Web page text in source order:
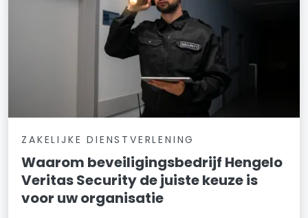
ZAKELIJKE DIENSTVERLENING
Waarom beveiligingsbedrijf Hengelo
Veritas Security de juiste keuze is
voor uw organisatie